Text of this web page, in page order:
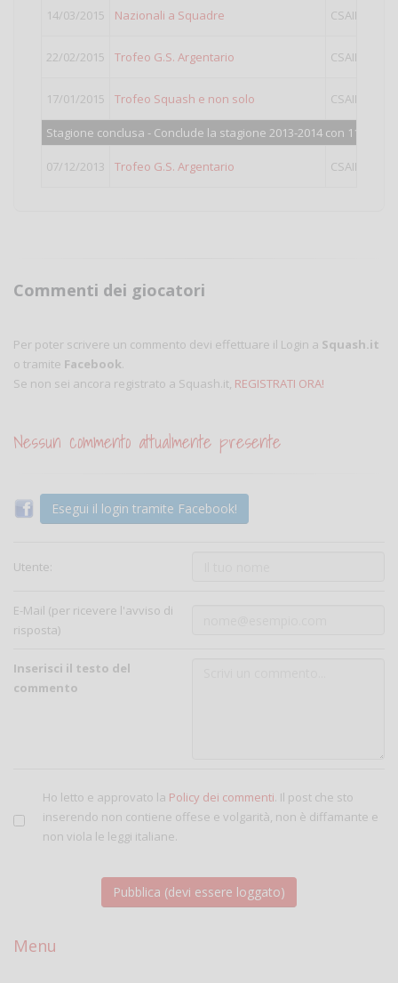
14/03/2015 Nazionali a Squadre CSAIN
22/02/2015 Trofeo G.S. Argentario CSAIN
17/01/2015 Trofeo Squash e non solo CSAIN
Stagione conclusa - Conclude la stagione 2013-2014 con 110
07/12/2013 Trofeo G.S. Argentario CSAIN
Commenti dei giocatori
Per poter scrivere un commento devi effettuare il Login a Squash.it
o tramite Facebook.
Se non sei ancora registrato a Squash.it, REGISTRATI ORA!
Nessun commento attualmente presente
Esegui il login tramite Facebook!
Utente:
E-Mail (per ricevere l'avviso di
risposta)
Inserisci il testo del
commento
Ho letto e approvato la Policy dei commenti. Il post che sto
inserendo non contiene offese e volgarità, non è diffamante e
non viola le leggi italiane.
Menu